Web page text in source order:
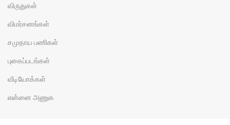
விருதுகள்
விமர்சனங்கள்
சமுதாய பணிகள்
புகைப்படங்கள்
வீடியோக்கள்
என்னை அணுக